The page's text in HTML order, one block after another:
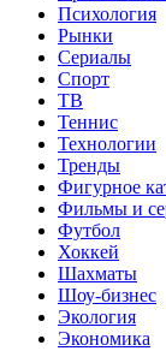
Психология
Рынки
Сериалы
Спорт
ТВ
Теннис
Технологии
Тренды
Фигурное
Фильмы и
Футбол
Хоккей
Шахматы
Шоу-бизнес
Экология
Экономика